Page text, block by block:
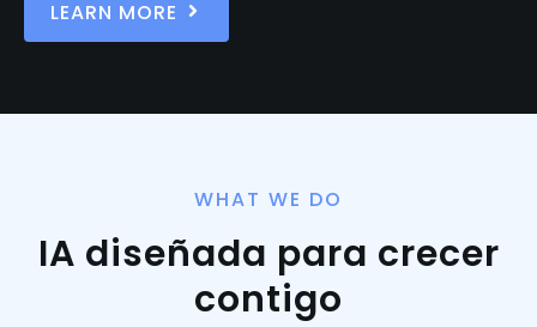
LEARN MORE
WHAT WE DO
IA diseñada para crecer
contigo